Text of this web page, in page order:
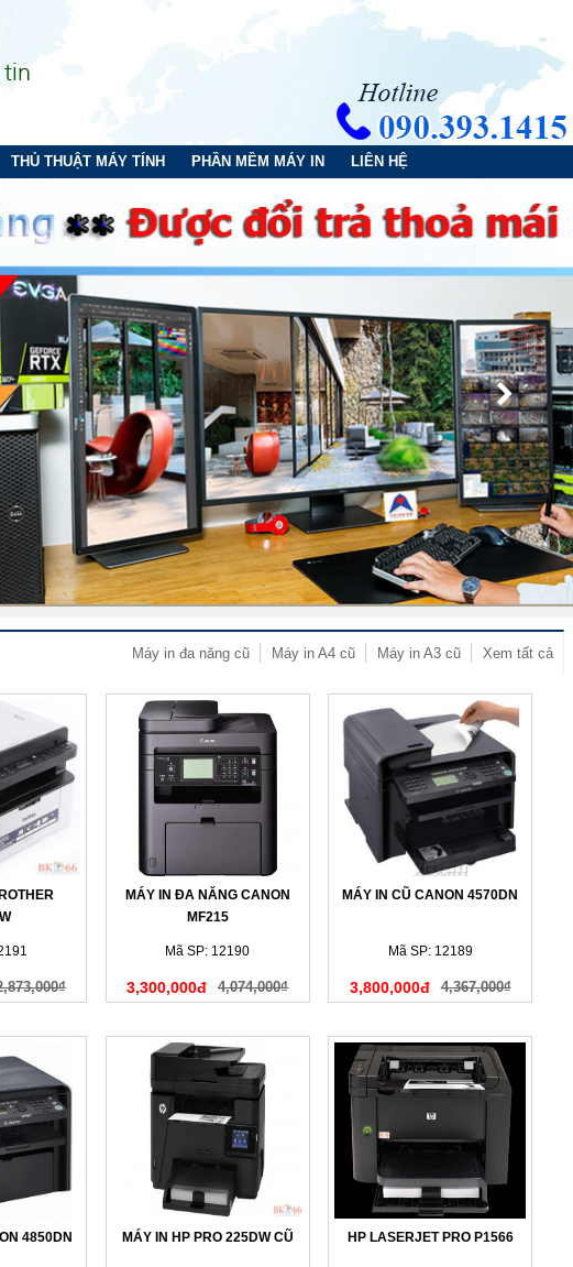
THỦ THUẬT MÁY TÍNH PHẦN MỀM MÁY IN LIÊN HỆ
Xem tất cả
Máy in A3 cũ
Máy in A4 cũ
Máy in đa năng cũ
MÁY IN ĐA NĂNG CANON
MF215
Mã SP: 12190
3,300,000đ 4,074,000₫
MÁY IN CŨ CANON 4570DN
Mã SP: 12189
3,800,000đ 4,367,000₫
4850DN MÁY IN HP PRO 225DW CŨ HP LASERJET PRO P1566